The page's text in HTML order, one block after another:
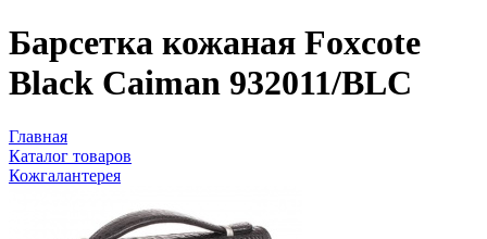
Барсетка кожаная Foxcote
Black Caiman 932011/BLC
Главная
Каталог товаров
Кожгалантерея